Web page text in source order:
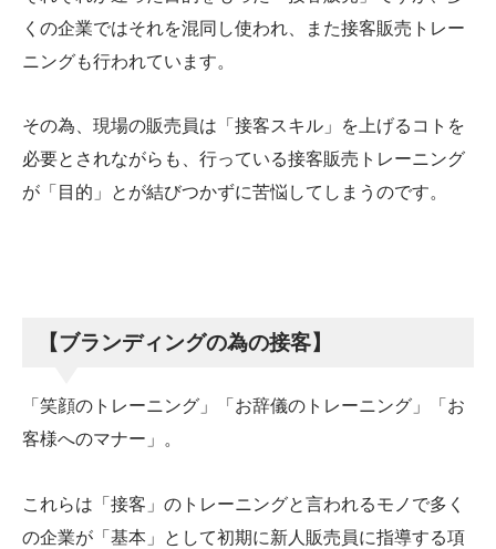
くの企業ではそれを混同し使われ、また接客販売トレー
ニングも行われています。
その為、現場の販売員は「接客スキル」を上げるコトを
必要とされながらも、行っている接客販売トレーニング
が「目的」とが結びつかずに苦悩してしまうのです。
【ブランディングの為の接客】
「笑顔のトレーニング」「お辞儀のトレーニング」「お
客様へのマナー」。
これらは「接客」のトレーニングと言われるモノで多く
の企業が「基本」として初期に新人販売員に指導する項